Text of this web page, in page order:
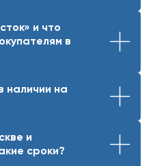
и что
в
наличии на
и
сроки?